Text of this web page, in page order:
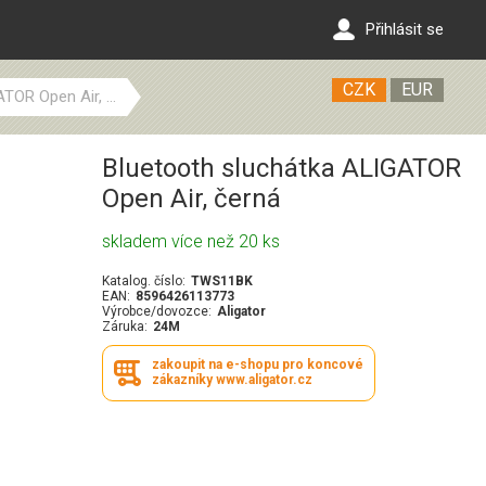
Přihlásit se
Open Air, ... CZK EUR
Bluetooth sluchátka ALIGATOR
Open Air, černá
skladem více než 20 ks
Katalog. číslo: TWS11BK
EAN: 8596426113773
Výrobce/dovozce: Aligator
Záruka: 24M
zakoupit na e-shopu pro koncové
zákazníky www.aligator.cz